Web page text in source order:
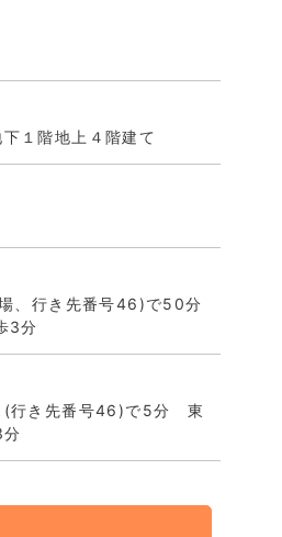
１階地上４階建て
、行き先番号46)で50分
3分
(行き先番号46)で5分 東